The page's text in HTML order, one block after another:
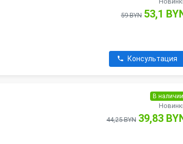
59 BYN 53,1
Консультация
В наличии
44,25 BYN 39,83